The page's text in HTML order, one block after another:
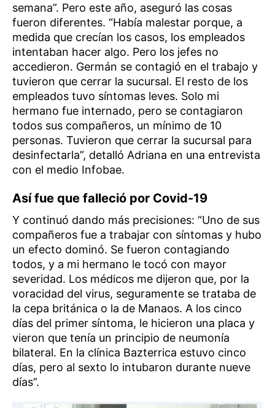
semana”. Pero este año, aseguró las cosas
fueron diferentes. “Había malestar porque, a
medida que crecían los casos, los empleados
intentaban hacer algo. Pero los jefes no
accedieron. Germán se contagió en el trabajo y
tuvieron que cerrar la sucursal. El resto de los
empleados tuvo síntomas leves. Solo mi
hermano fue internado, pero se contagiaron
todos sus compañeros, un mínimo de 10
personas. Tuvieron que cerrar la sucursal para
desinfectarla”, detalló Adriana en una entrevista
con el medio Infobae.
Así fue que falleció por Covid-19
Y continuó dando más precisiones: “Uno de sus
compañeros fue a trabajar con síntomas y hubo
un efecto dominó. Se fueron contagiando
todos, y a mi hermano le tocó con mayor
severidad. Los médicos me dijeron que, por la
voracidad del virus, seguramente se trataba de
la cepa británica o la de Manaos. A los cinco
días del primer síntoma, le hicieron una placa y
vieron que tenía un principio de neumonía
bilateral. En la clínica Bazterrica estuvo cinco
días, pero al sexto lo intubaron durante nueve
días”.